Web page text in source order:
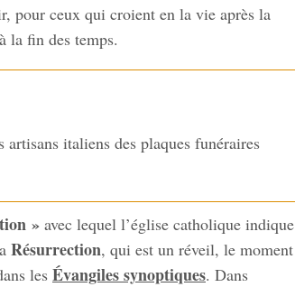
pour ceux qui croient en la vie après la
la fin des temps.
italiens des plaques funéraires
» avec lequel l’église catholique indique
Résurrection, qui est un réveil, le moment
les Évangiles synoptiques. Dans